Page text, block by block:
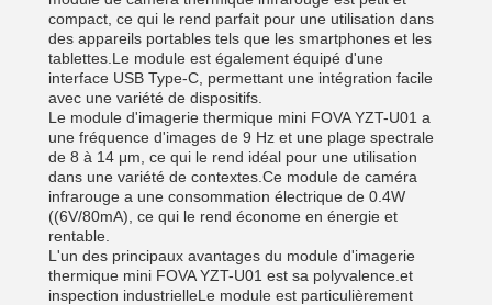
compact, ce qui le rend parfait pour une utilisation dans
des appareils portables tels que les smartphones et les
tablettes.Le module est également équipé d'une
interface USB Type-C, permettant une intégration facile
avec une variété de dispositifs.
Le module d'imagerie thermique mini FOVA YZT-U01 a
une fréquence d'images de 9 Hz et une plage spectrale
de 8 à 14 μm, ce qui le rend idéal pour une utilisation
dans une variété de contextes.Ce module de caméra
infrarouge a une consommation électrique de 0.4W
((6V/80mA), ce qui le rend économe en énergie et
rentable.
L'un des principaux avantages du module d'imagerie
thermique mini FOVA YZT-U01 est sa polyvalence.et
inspection industrielleLe module est particulièrement